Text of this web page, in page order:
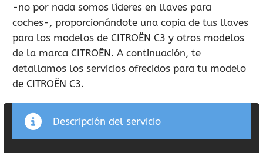
-no por nada somos líderes en llaves para
coches-, proporcionándote una copia de tus llaves
para los modelos de CITROËN C3 y otros modelos
de la marca CITROËN. A continuación, te
detallamos los servicios ofrecidos para tu modelo
de CITROËN C3.
Descripción del servicio